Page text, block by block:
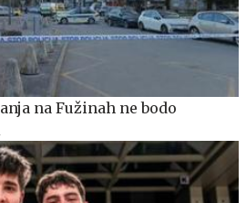
na Fužinah ne bodo